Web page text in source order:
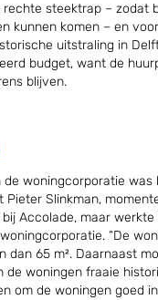
rechte steektrap – zodat
kunnen komen – en
uitstraling in
budget, want de
blijven.
de woningcorporatie was
Pieter Slinkman,
Accolade, maar
“De
dan 65 m². Daarnaast
de woningen fraaie
om de woningen goed